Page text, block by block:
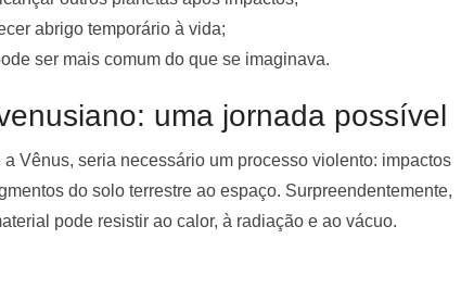
abrigo temporário à vida;
ser mais comum do que se imaginava.
uma jornada possível
a Vênus, seria necessário um processo violento: impactos
do solo terrestre ao espaço. Surpreendentemente,
pode resistir ao calor, à radiação e ao vácuo.